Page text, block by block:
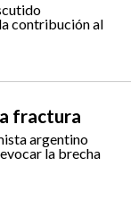
contribución al
fractura
argentino
la brecha